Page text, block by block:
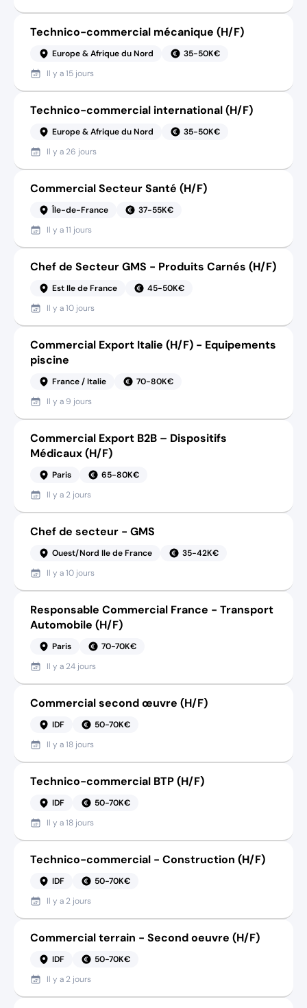
Technico-commercial mécanique (H/F)
Europe & Afrique du Nord
35-50K€
Il y a15 jours
Technico-commercial international (H/F)
Europe & Afrique du Nord
35-50K€
Il y a 26 jours
Commercial Secteur Santé (H/F)
Île-de-France
37-55K€
Il y a11 jours
Chef de Secteur GMS - Produits Carnés (H/F)
Est Ile de France
45-50K€
Il y a10 jours
Commercial Export Italie (H/F) - Equipements
piscine
France / Italie
70-80K€
Il y a 9 jours
Commercial Export B2B – Dispositifs
Médicaux (H/F)
Paris
65-80K€
Il y a 2 jours
Chef de secteur - GMS
Ouest/Nord Ile de France
35-42K€
Il y a10 jours
Responsable Commercial France - Transport
Automobile (H/F)
Paris
70-70K€
Il y a 24 jours
Commercial second œuvre (H/F)
IDF
50-70K€
Il y a18 jours
Technico-commercial BTP (H/F)
IDF
50-70K€
Il y a18 jours
Technico-commercial - Construction (H/F)
IDF
50-70K€
Il y a 2 jours
Commercial terrain - Second oeuvre (H/F)
IDF
50-70K€
Il y a 2 jours